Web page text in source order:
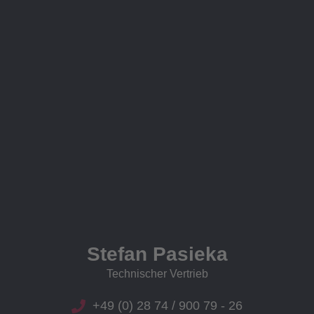
Stefan Pasieka
Technischer Vertrieb
+49 (0) 28 74 / 900 79 - 26